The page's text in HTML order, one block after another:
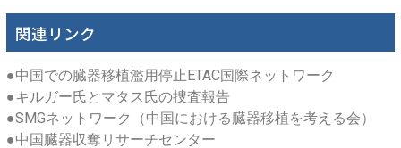
関連リンク
●中国での臓器移植濫用停止ETAC国際ネットワーク
●キルガー氏とマタス氏の捜査報告
●SMGネットワーク（中国における臓器移植を考える会）
●中国臓器収奪リサーチセンター